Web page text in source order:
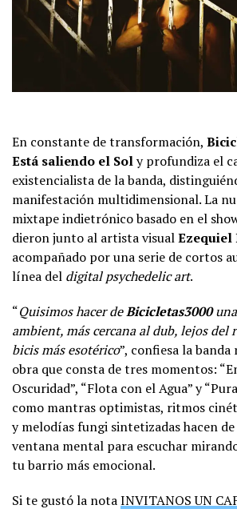
En constante de transformación,
Está saliendo el Soly profundiza el
existencialista de la banda,
manifestación multidimensional. La
mixtape indietrónico basado en el
dieron junto al artista visualEzequiel
acompañado por una serie de cortos
línea del digital psychedelic art.
“Quisimos hacer deBicicletas3000
ambient, más cercana al dub, lejos del
bicis más esotérico”, confiesa la
obra que consta de tres momentos:
Oscuridad”, “Flota con el Agua” y
como mantras optimistas, ritmos
y melodías fungi sintetizadas hacen
ventana mental para escuchar
tu barrio más emocional.
Si te gustó la notaINVITANOS UN